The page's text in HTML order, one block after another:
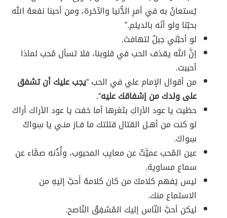
يُستعانُ به في أمرِ الدُّنيا والآخرة، ومن أحبنا نفعهُ الله
بحبّنا ولو أنًه بالديلم.”
لو أحبَّني جبلٌ لتهافتَ.
إنَّ الله يقذف الحب في قلوبنا، فلا تسأل مُحب لماذا
أحببت.
من أقوال الإمام علي في الحب “يجب عليك أن تشفق
على ولدك من إشفاقك عليه“.
حظيت يا عود الأراكِ بثغرها أما خفت يا عود الأراك أراكَ
لو كنت من أهـل القتال قتلتك ما فـاز منـي يا سِواكُ
سِواكَ.
عين المُحب عميَّتٌ عن معايِب المحبوب، وأُذُنه صمَّاء عن
سماع مساوية.
ليس يَفهم كلامكَ من كان كلامهُ أَحبَّ إليهِ من
الاستماع منك.
ليكن أحبَّ النّاس إليك المُشفِقُ النّاصح.